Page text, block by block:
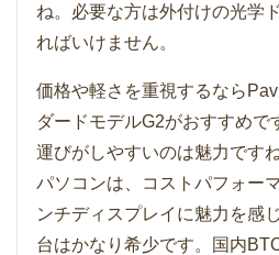
ね。必要な方は外付けの光学
ればいけません。
価格や軽さを重視するなら
ダードモデルG2がおすすめで
運びがしやすいのは魅力です
パソコンは、コストパフォー
ンチディスプレイに魅力を感
台はかなり希少です。国内